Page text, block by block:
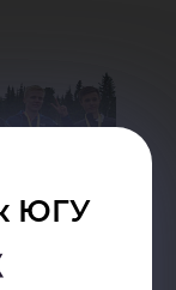
ЮГУ